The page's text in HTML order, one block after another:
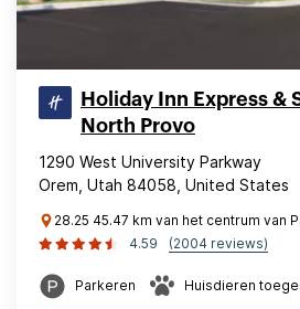
Holiday Inn Express &
North Provo
1290 West University Parkway
Orem, Utah 84058, United States
28.25 45.47 km van het centrum van
4.59
(2004 reviews)
Parkeren Huisdieren